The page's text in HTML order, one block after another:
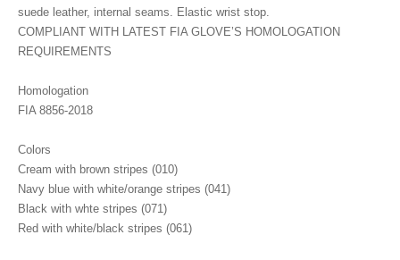
suede leather, internal seams. Elastic wrist stop.
COMPLIANT WITH LATEST FIA GLOVE’S HOMOLOGATION
REQUIREMENTS
Homologation
FIA 8856-2018
Colors
Cream with brown stripes (010)
Navy blue with white/orange stripes (041)
Black with whte stripes (071)
Red with white/black stripes (061)